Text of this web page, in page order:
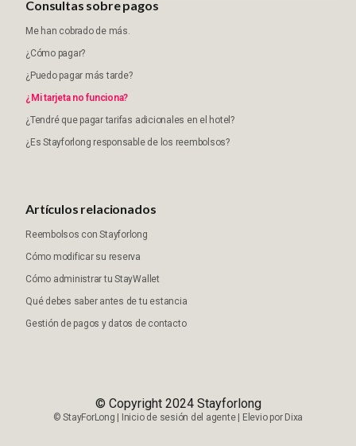
Consultas sobre pagos
Me han cobrado de más.
¿Cómo pagar?
¿Puedo pagar más tarde?
¿Mi tarjeta no funciona?
¿Tendré que pagar tarifas adicionales en el hotel?
¿Es Stayforlong responsable de los reembolsos?
Artículos relacionados
Reembolsos con Stayforlong
Cómo modificar su reserva
Cómo administrar tu StayWallet
Qué debes saber antes de tu estancia
Gestión de pagos y datos de contacto
© Copyright 2024 Stayforlong
©StayForLong | Inicio de sesión del agente| Elevio por Dixa